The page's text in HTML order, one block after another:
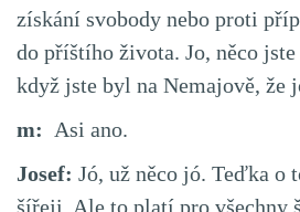
získání svobody nebo proti
do příštího života. Jo, něco
když jste byl na Nemajově, že
m: Asi ano.
Josef: Jó, už něco jó. Teďka o
šířeji. Ale to platí pro všechny